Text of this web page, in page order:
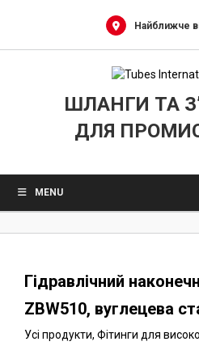
Найближче
ШЛАНГИ ТА
ДЛЯ
MENU
Гідравлічний
ZBW510, вуглецева
Усі продукти, Фітинги для